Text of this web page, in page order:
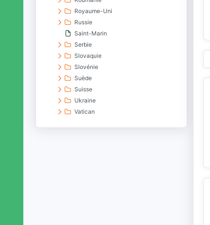
Royaume-Uni
Russie
Saint-Marin
Serbie
Slovaquie
Slovénie
Suède
Suisse
Ukraine
Vatican